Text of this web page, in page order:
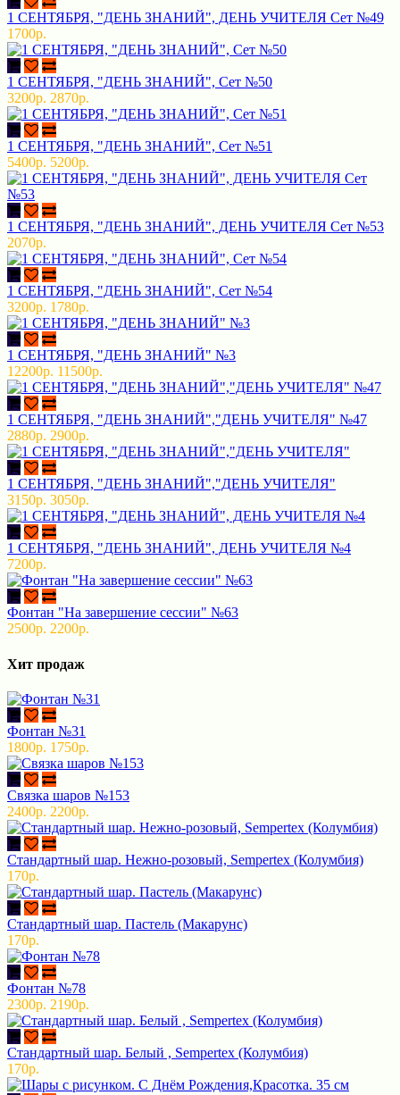
1 СЕНТЯБРЯ, "ДЕНЬ ЗНАНИЙ", ДЕНЬ УЧИТЕЛЯ Сет №49
1700р.
1 СЕНТЯБРЯ, "ДЕНЬ ЗНАНИЙ", Сет №50
3200р. 2870р.
1 СЕНТЯБРЯ, "ДЕНЬ ЗНАНИЙ", Сет №51
5400р. 5200р.
1 СЕНТЯБРЯ, "ДЕНЬ ЗНАНИЙ", ДЕНЬ УЧИТЕЛЯ Сет №53
2070р.
1 СЕНТЯБРЯ, "ДЕНЬ ЗНАНИЙ", Сет №54
3200р. 1780р.
1 СЕНТЯБРЯ, "ДЕНЬ ЗНАНИЙ" №3
12200р. 11500р.
1 СЕНТЯБРЯ, "ДЕНЬ ЗНАНИЙ","ДЕНЬ УЧИТЕЛЯ" №47
2880р. 2900р.
1 СЕНТЯБРЯ, "ДЕНЬ ЗНАНИЙ","ДЕНЬ УЧИТЕЛЯ"
3150р. 3050р.
1 СЕНТЯБРЯ, "ДЕНЬ ЗНАНИЙ", ДЕНЬ УЧИТЕЛЯ №4
7200р.
Фонтан "На завершение сессии" №63
2500р. 2200р.
Хит продаж
Фонтан №31
1800р. 1750р.
Связка шаров №153
2400р. 2200р.
Стандартный шар. Нежно-розовый, Sempertex (Колумбия)
170р.
Стандартный шар. Пастель (Макарунс)
170р.
Фонтан №78
2300р. 2190р.
Стандартный шар. Белый , Sempertex (Колумбия)
170р.